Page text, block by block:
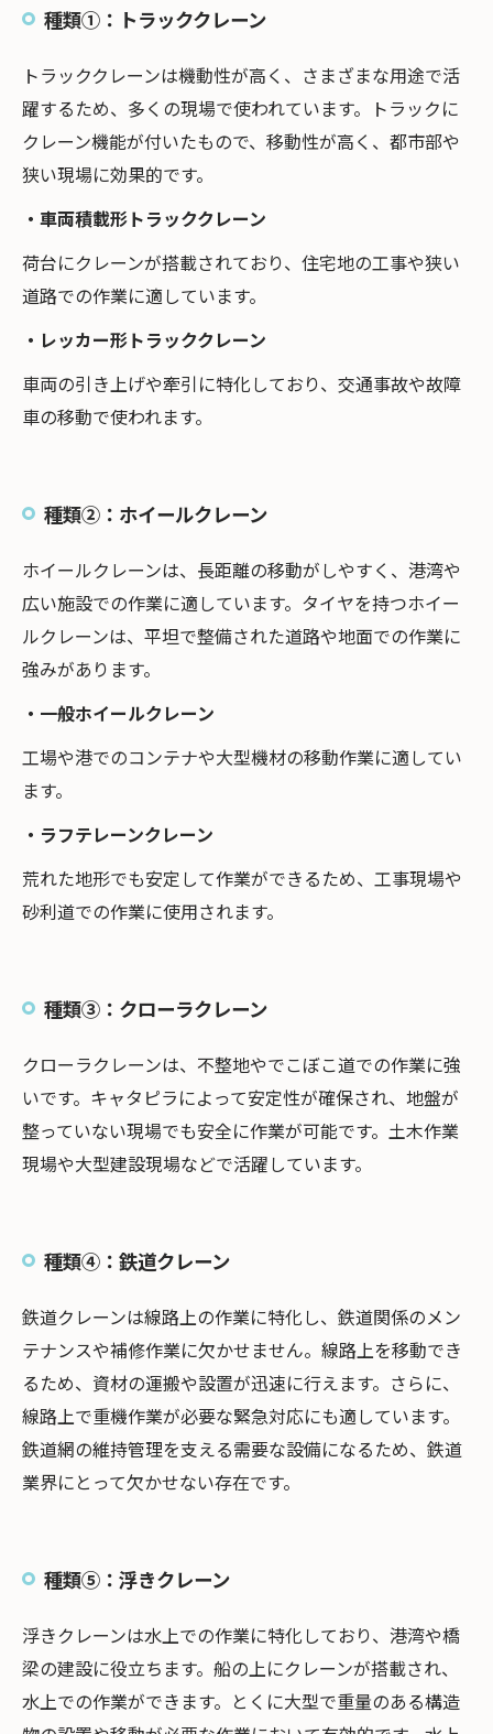
種類①：トラッククレーン
トラッククレーンは機動性が高く、さまざまな用途で活
躍するため、多くの現場で使われています。トラックに
クレーン機能が付いたもので、移動性が高く、都市部や
狭い現場に効果的です。
・車両積載形トラッククレーン
荷台にクレーンが搭載されており、住宅地の工事や狭い
道路での作業に適しています。
・レッカー形トラッククレーン
車両の引き上げや牽引に特化しており、交通事故や故障
車の移動で使われます。
種類②：ホイールクレーン
ホイールクレーンは、長距離の移動がしやすく、港湾や
広い施設での作業に適しています。タイヤを持つホイー
ルクレーンは、平坦で整備された道路や地面での作業に
強みがあります。
・一般ホイールクレーン
工場や港でのコンテナや大型機材の移動作業に適してい
ます。
・ラフテレーンクレーン
荒れた地形でも安定して作業ができるため、工事現場や
砂利道での作業に使用されます。
種類③：クローラクレーン
クローラクレーンは、不整地やでこぼこ道での作業に強
いです。キャタピラによって安定性が確保され、地盤が
整っていない現場でも安全に作業が可能です。土木作業
現場や大型建設現場などで活躍しています。
種類④：鉄道クレーン
鉄道クレーンは線路上の作業に特化し、鉄道関係のメン
テナンスや補修作業に欠かせません。線路上を移動でき
るため、資材の運搬や設置が迅速に行えます。さらに、
線路上で重機作業が必要な緊急対応にも適しています。
鉄道網の維持管理を支える需要な設備になるため、鉄道
業界にとって欠かせない存在です。
種類⑤：浮きクレーン
浮きクレーンは水上での作業に特化しており、港湾や橋
梁の建設に役立ちます。船の上にクレーンが搭載され、
水上での作業ができます。とくに大型で重量のある構造